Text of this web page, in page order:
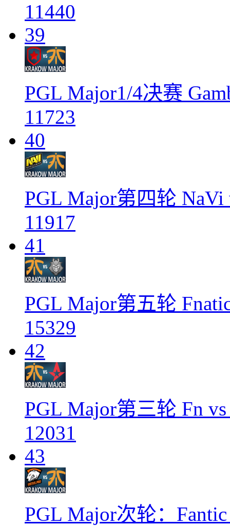
11440
39
PGL Major1/4决赛
11723
40
PGL Major第四轮 NaVi
11917
41
PGL Major第五轮
15329
42
PGL Major第三轮 Fn
12031
43
PGL Major次轮：